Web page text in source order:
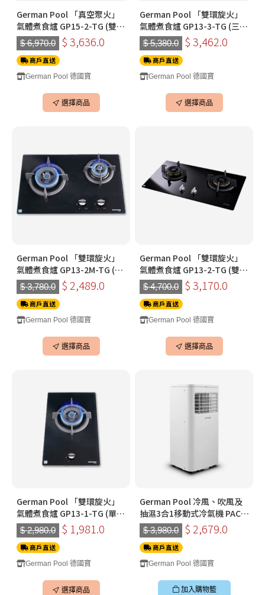
German Pool 「真空聚火」
氣體煮食爐 GP15-2-TG (雙
頭)(黑色)(煤氣)
$ 6,970.0 $ 3,636.0
商戶直送
German Pool 德國寶
選擇商品
German Pool 「雙環旋火」
氣體煮食爐 GP13-3-TG (三
頭)(黑色)(煤氣)
$ 5,380.0 $ 3,462.0
商戶直送
German Pool 德國寶
選擇商品
German Pool 「雙環旋火」
氣體煮食爐 GP13-2M-TG (大
小雙頭)(黑色)(煤氣)
$ 3,780.0 $ 2,489.0
商戶直送
German Pool 德國寶
選擇商品
German Pool 「雙環旋火」
氣體煮食爐 GP13-2-TG (雙
頭)(黑色|銀色|白色)(煤氣) (7
月中返貨)
$ 4,700.0 $ 3,170.0
商戶直送
German Pool 德國寶
選擇商品
German Pool 「雙環旋火」
氣體煮食爐 GP13-1-TG (單
頭)(黑色)(煤氣)
$ 2,980.0 $ 1,981.0
商戶直送
German Pool 德國寶
選擇商品
German Pool 冷風、吹風及
抽濕3合1移動式冷氣機 PAC-
C209
$ 3,980.0 $ 2,679.0
商戶直送
German Pool 德國寶
加入購物籃